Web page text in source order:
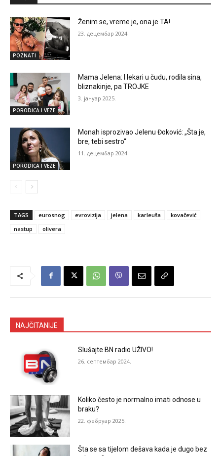
POZNATI
Ženim se, vreme je, ona je TA!
23. децембар 2024.
PORODICA I VEZE
Mama Jelena: I lekari u čudu, rodila sina,
bliznakinje, pa TROJKE
3. јануар 2025.
PORODICA I VEZE
Monah isprozivao Jelenu Đoković: „Šta je,
bre, tebi sestro“
11. децембар 2024.
TAGS eurosnog evrovizija jelena karleuša
kovačević
nastup
olivera
NAJČITANIJE
Slušajte BN radio UŽIVO!
26. септембар 2024.
Koliko često je normalno imati odnose u
braku?
22. фебруар 2025.
Šta se sa tijelom dešava kada je dugo bez